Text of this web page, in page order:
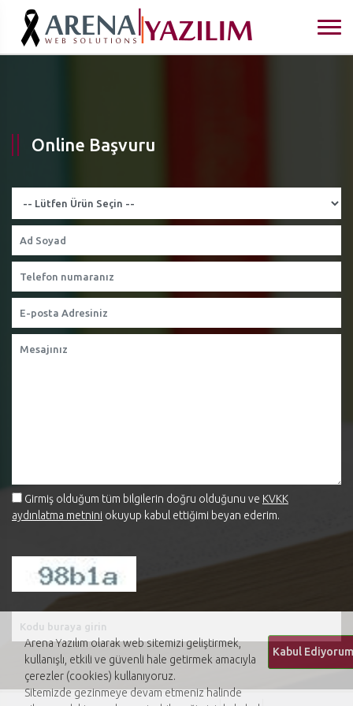
Online Başvuru
Girmiş olduğum tüm bilgilerin doğru olduğunu ve KVKK
aydınlatma metnini okuyup kabul ettiğimi beyan ederim.
Arena Yazılım olarak web sitemizi geliştirmek,
kullanışlı, etkili ve güvenli hale getirmek amacıyla
çerezler (cookies) kullanıyoruz.
Sitemizde gezinmeye devam etmeniz halinde